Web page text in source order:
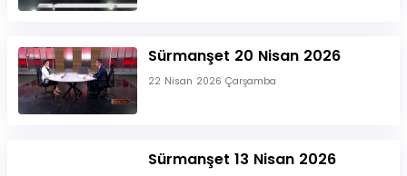
Sürmanşet 20 Nisan 2026
22 Nisan 2026 Çarşamba
Sürmanşet 13 Nisan 2026